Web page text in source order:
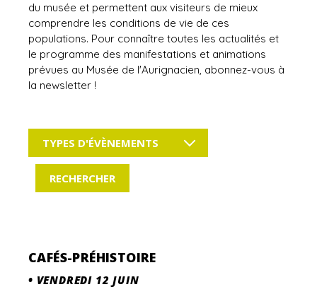
du musée et permettent aux visiteurs de mieux
comprendre les conditions de vie de ces
populations. Pour connaître toutes les actualités et
le programme des manifestations et animations
prévues au Musée de l'Aurignacien, abonnez-vous à
la newsletter !
TYPES D'ÉVÈNEMENTS
CAFÉS-PRÉHISTOIRE
• VENDREDI 12 JUIN